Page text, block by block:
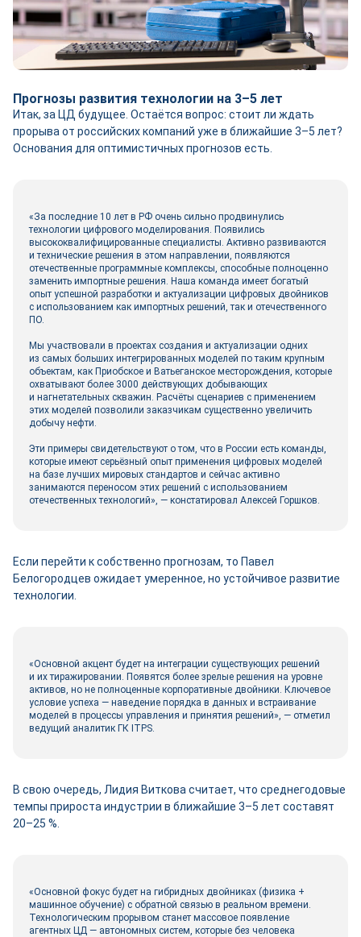
Прогнозы развития технологии на 3–5 лет
Итак, за ЦД будущее. Остаётся вопрос: стоит ли ждать
прорыва от российских компаний уже в ближайшие 3–5 лет?
Основания для оптимистичных прогнозов есть.
«За последние 10 лет в РФ очень сильно продвинулись
технологии цифрового моделирования. Появились
высококвалифицированные специалисты. Активно развиваются
и технические решения в этом направлении, появляются
отечественные программные комплексы, способные полноценно
заменить импортные решения. Наша команда имеет богатый
опыт успешной разработки и актуализации цифровых двой­ников
с использованием как импортных решений, так и отечественного
ПО.
Мы участвовали в проектах создания и актуализации одних
из самых больших интегрированных моделей по таким крупным
объектам, как Приобское и Ватьеганское месторождения, которые
охватывают более 3000 действующих добывающих
и нагнетательных скважин. Расчёты сценариев с применением
этих моделей позволили заказчикам существенно увеличить
добычу нефти.
Эти примеры свидетельствуют о том, что в России есть команды,
которые имеют серьёзный опыт применения цифровых моделей
на базе лучших мировых стандартов и сейчас активно
занимаются переносом этих решений с использованием
отечественных технологий», ― констатировал Алексей Горшков.
Если перейти к собственно прогнозам, то Павел
Белогородцев ожидает умеренное, но устойчивое развитие
технологии.
«Основной акцент будет на интеграции существующих решений
и их тиражировании. Появятся более зрелые решения на уровне
активов, но не полноценные корпоративные двой­ники. Ключевое
условие успеха — наведение порядка в данных и встраивание
моделей в процессы управления и принятия решений», ― отметил
ведущий аналитик ГК ITPS.
В свою очередь, Лидия Виткова считает, что среднегодовые
темпы прироста индустрии в ближайшие 3–5 лет составят
20–25 %.
«Основной фокус будет на гибридных двой­никах (физика +
машинное обучение) с обратной связью в реальном времени.
Технологическим прорывом станет массовое появление
агентных ЦД ― автономных систем, которые без человека